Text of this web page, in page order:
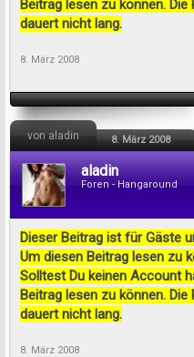
Beitrag lesen zu können.
dauert nicht lang.
8. März 2008
von aladin 8. März 2008
aladin
Foren - Hangaround
Dieser Beitrag ist für Gäste
Um diesen Beitrag lesen zu
Solltest Du keinen Account
Beitrag lesen zu können.
dauert nicht lang.
8. März 2008